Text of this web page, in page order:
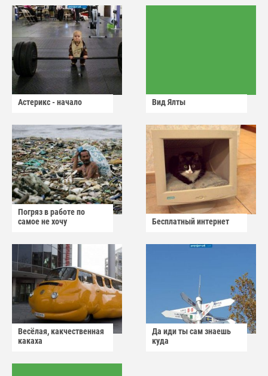
Астерикс - начало Вид Ялты
Погряз в работе по
самое не хочу
Бесплатный интернет
Весёлая, какчественная
какаха
Да иди ты сам знаешь
куда